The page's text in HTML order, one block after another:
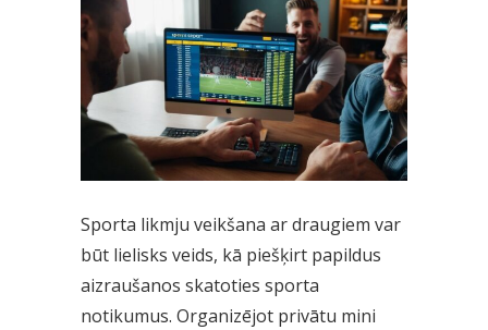
Sporta likmju veikšana ar draugiem var
būt lielisks veids, kā piešķirt papildus
aizraušanos skatoties sporta
notikumus. Organizējot privātu mini